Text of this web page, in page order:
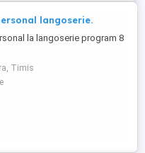
langoserie.
la langoserie program 8
Timis